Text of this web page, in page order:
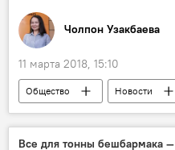
Чолпон Узакбаева
11 марта 2018, 15:10
Общество Новости
Колумнисты
аутизм
болезнь
Все для тонны бешбармака